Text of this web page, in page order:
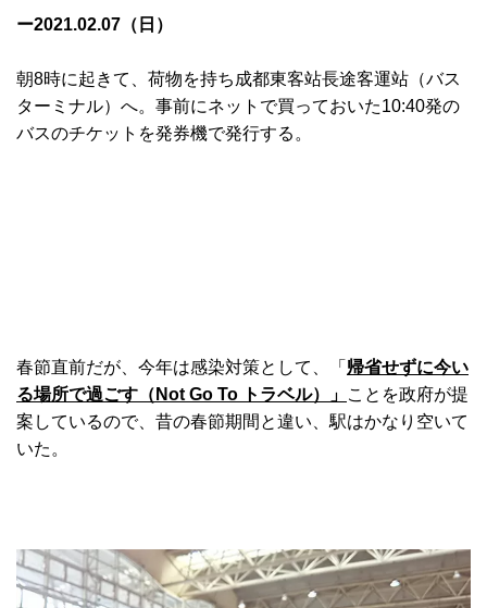
ー2021.02.07（日）
朝8時に起きて、荷物を持ち成都東客站長途客運站（バス
ターミナル）へ。事前にネットで買っておいた10:40発の
バスのチケットを発券機で発行する。
春節直前だが、今年は感染対策として、「 帰省せずに今い
る場所で過ごす（Not Go To トラベル）」 ことを政府が提
案しているので、昔の春節期間と違い、駅はかなり空いて
いた。